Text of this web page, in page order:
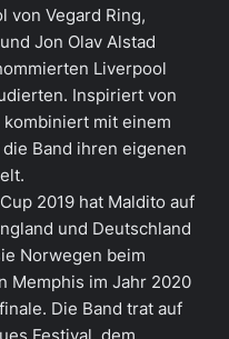
von Vegard Ring,
Jon Olav Alstad
Liverpool
Inspiriert von
mit einem
Band ihren eigenen
2019 hat Maldito auf
und Deutschland
Norwegen beim
Memphis im Jahr 2020
Die Band trat auf